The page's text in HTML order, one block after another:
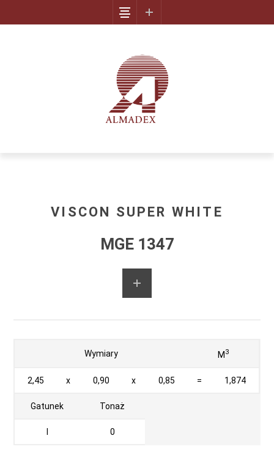
VISCON SUPER WHITE
MGE 1347
Wymiary M 3
2,45 x 0,90 x 0,85 = 1,874
Gatunek Tonaż
0